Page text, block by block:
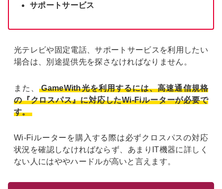
サポートサービス
光テレビや固定電話、サポートサービスを利用したい
場合は、別途提供先を探さなければなりません。
また、 GameWith光を利用するには、高速通信規格
の『クロスパス』に対応したWi-Fiルーターが必要で
す。
Wi-Fiルーターを購入する際は必ずクロスパスの対応
状況を確認しなければならず、あまりIT機器に詳しく
ない人にはややハードルが高いと言えます。